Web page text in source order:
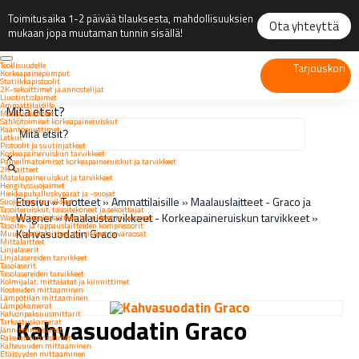
Toimitusaika 1-2 päivää tilauksesta, mahdollisuuksien
mukaan jopa muutaman tunnin sisällä!
Ota yhteyttä
Teollisuudelle
Korkeapainepumput
Statiikkapistoolit
2K-sekoittimet ja annostelijat
Liuotintislaimet
Ammattilaisille
Maalauslaitteet
Sähkötoimiset korkeapaineruiskut
Kääntösuuttimet
Letkut
Pistoolit ja suutinjatkeet
Korkeapaineruiskun tarvikkeet
Paineilmatoimiset korkeapaineruiskut ja tarvikkeet
2K-laitteet
Matalapaineruiskut ja tarvikkeet
Hengityssuojaimet
Hiekkapuhalluskypärät ja -suojat
Suojainten tarvikkeet
Tasoiteruiskut, tasoitekoneet ja sekoittajat
Wagner tasoitelaitteet, tarvikkeet ja varaosat
Tasoite- ja rappauslaitteiden kompressorit
Muut tasoitelaitteet, tarvikkeet ja varaosat
Mittalaitteet
Linjalaserit
Linjalasereiden tarvikkeet
Tasolaserit
Tasolasereiden tarvikkeet
Kolmijalat, mittalatat ja kiinnittimet
Kosteuden mittaaminen
Lämpötilan mittaaminen
Lämpökamerat
Kalvonpaksuusmittarit
Tarkastuskamerat
Jänniteilmaisimet
Rakennetunnistimet
Kaltevuuden mittaaminen
Etäisyyden mittaaminen
Tarjouskori
Mitä etsit?
×
Etusivu»Tuotteet»Ammattilaisille »Maalauslaitteet - Graco ja
Wagner»Maalaustarvikkeet - Korkeapaineruiskun tarvikkeet»
Kahvasuodatin Graco
Kahvasuodatin Graco